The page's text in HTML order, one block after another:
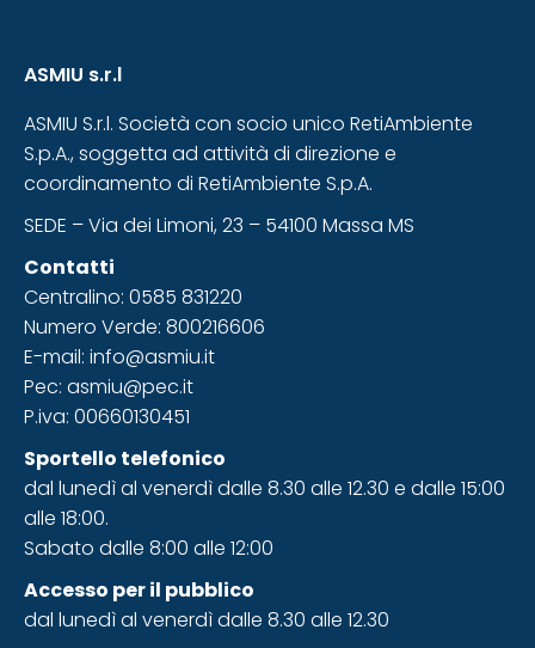
ASMIU s.r.l
ASMIU S.r.l. Società con socio unico RetiAmbiente
S.p.A., soggetta ad attività di direzione e
coordinamento di RetiAmbiente S.p.A.
SEDE – Via dei Limoni, 23 – 54100 Massa MS
Contatti
Centralino: 0585 831220
Numero Verde: 800216606
E-mail: info@asmiu.it
Pec: asmiu@pec.it
P.iva: 00660130451
Sportello telefonico
dal lunedì al venerdì dalle 8.30 alle 12.30 e dalle 15:00
alle 18:00.
Sabato dalle 8:00 alle 12:00
Accesso per il pubblico
dal lunedì al venerdì dalle 8.30 alle 12.30